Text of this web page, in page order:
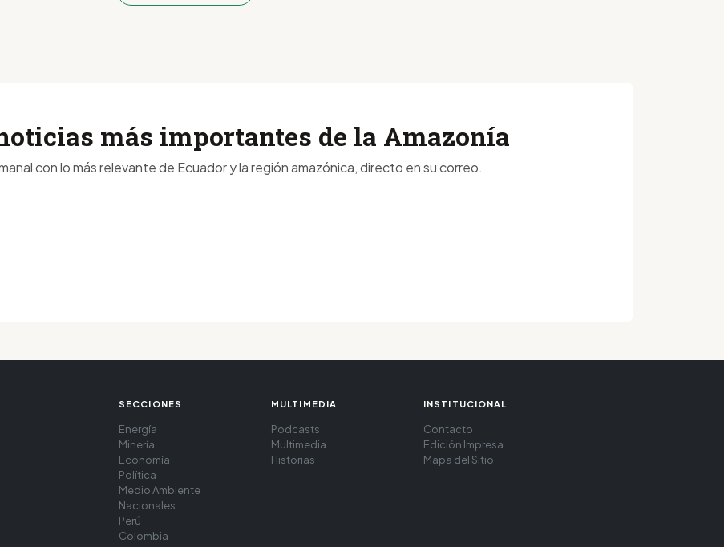
más importantes de la Amazonía
con lo más relevante de Ecuador y la región amazónica, directo en su correo.
SECCIONES
Energía
Minería
Economía
Política
Medio Ambiente
Nacionales
Perú
Colombia
MULTIMEDIA
Podcasts
Multimedia
Historias
INSTITUCIONAL
Contacto
Edición Impresa
Mapa del Sitio